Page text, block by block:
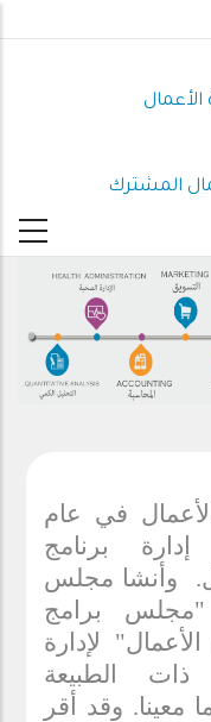
الأعمال
المشترك
في عام
إدارة برنامج
وأنشا مجلس
في عام 2007م "مجلس برامج
لإدارة
ذات الطبيعة
معينا. وقد أقر